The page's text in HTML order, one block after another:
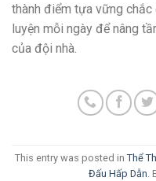
thành điểm tựa vững
luyện mỗi ngày để nâng
của đội nhà.
This entry was posted in Thể
Đấu Hấp Dẫn.